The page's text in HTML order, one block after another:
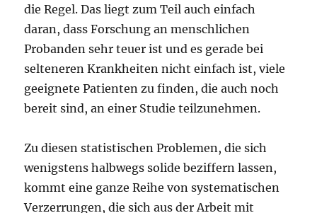
die Regel. Das liegt zum Teil auch einfach
daran, dass Forschung an menschlichen
Probanden sehr teuer ist und es gerade bei
selteneren Krankheiten nicht einfach ist, viele
geeignete Patienten zu finden, die auch noch
bereit sind, an einer Studie teilzunehmen.
Zu diesen statistischen Problemen, die sich
wenigstens halbwegs solide beziffern lassen,
kommt eine ganze Reihe von systematischen
Verzerrungen, die sich aus der Arbeit mit